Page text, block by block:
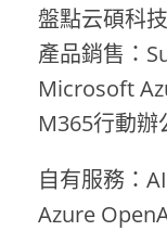
盤點云碩科
產品銷售：
Microsoft
M365行動辦
自有服務：
Azure